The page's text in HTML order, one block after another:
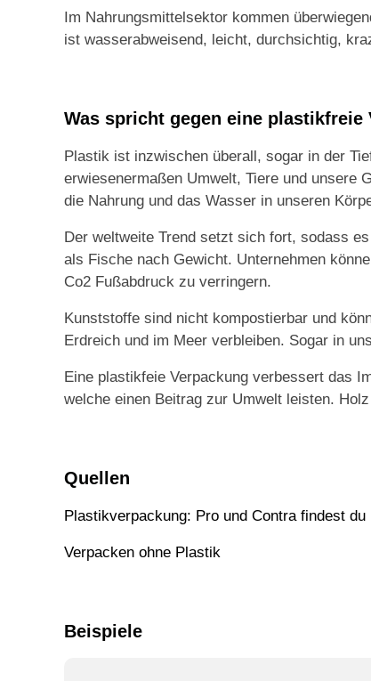
Im Nahrungsmittelsektor kommen
ist wasserabweisend, leicht, durchsichtig,
Was spricht gegen eine plastikfreie
Plastik ist inzwischen überall, sogar in der
erwiesenermaßen Umwelt, Tiere und unsere
die Nahrung und das Wasser in unseren
Der weltweite Trend setzt sich fort, sodass
als Fische nach Gewicht. Unternehmen
Co2 Fußabdruck zu verringern.
Kunststoffe sind nicht kompostierbar und
Erdreich und im Meer verbleiben. Sogar in
Eine plastikfeie Verpackung verbessert das
welche einen Beitrag zur Umwelt leisten.
Quellen
Plastikverpackung: Pro und Contra findest du
Verpacken ohne Plastik
Beispiele